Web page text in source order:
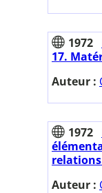
1972
17.
Auteur :
1972
Auteur :